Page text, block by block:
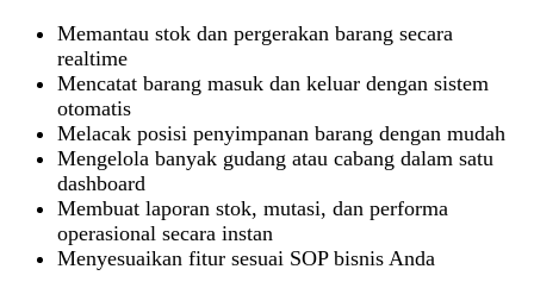
Memantau stok dan pergerakan barang secara
realtime
Mencatat barang masuk dan keluar dengan sistem
otomatis
Melacak posisi penyimpanan barang dengan mudah
Mengelola banyak gudang atau cabang dalam satu
dashboard
Membuat laporan stok, mutasi, dan performa
operasional secara instan
Menyesuaikan fitur sesuai SOP bisnis Anda